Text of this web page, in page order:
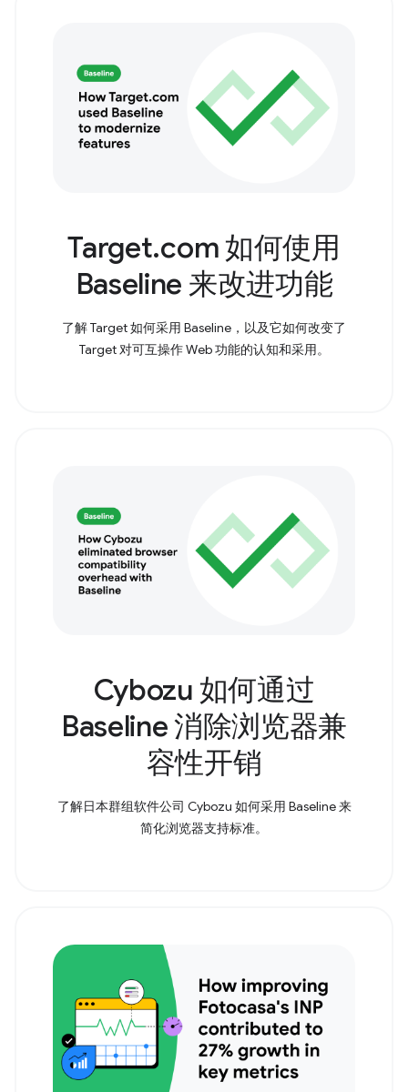
Target.com 如何使用
Baseline 来改进功能
了解 Target 如何采用 Baseline，以及它如何改变了
Target 对可互操作 Web 功能的认知和采用。
Cybozu 如何通过
Baseline 消除浏览器兼
容性开销
了解日本群组软件公司 Cybozu 如何采用 Baseline 来
简化浏览器支持标准。